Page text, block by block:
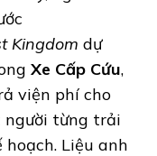
Kingdom dự
Xe Cấp Cứu,
viện phí cho
người từng trải
Liệu anh